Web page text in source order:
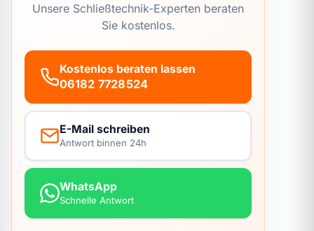
Unsere Schließtechnik-Experten beraten
Sie kostenlos.
Kostenlos beraten lassen
06182 7728524
E-Mail schreiben
Antwort binnen 24h
WhatsApp
Schnelle Antwort